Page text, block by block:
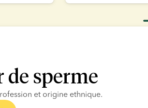
sperme
et origine ethnique.